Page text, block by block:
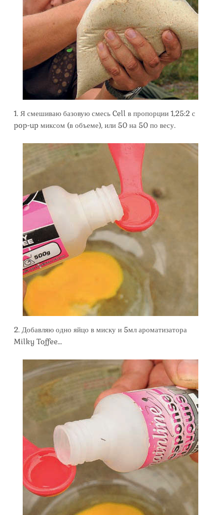
1. Я смешиваю базовую смесь Cell в пропорции 1,25:2 с
pop-up миксом (в объеме), или 50 на 50 по весу.
2. Добавляю одно яйцо в миску и 5мл ароматизатора
Milky Toffee…